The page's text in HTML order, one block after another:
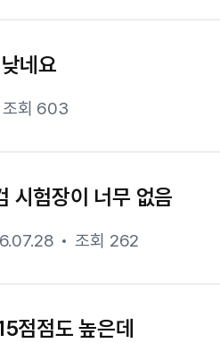
네요
조회 603
시험장이 너무 없음
조회 262
점점도 높은데